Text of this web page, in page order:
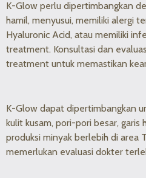
K-Glow perlu dipertimbangkan
hamil, menyusui, memiliki alergi
Hyaluronic Acid, atau memiliki
treatment. Konsultasi dan
treatment untuk memastikan
K-Glow dapat dipertimbangkan
kulit kusam, pori-pori besar, garis
produksi minyak berlebih di area
memerlukan evaluasi dokter